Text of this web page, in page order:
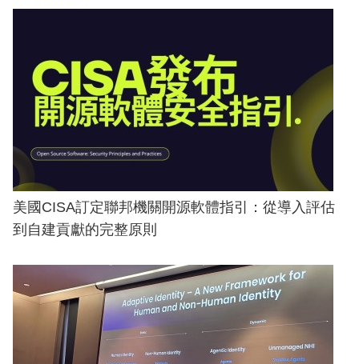
美國CISA訂定聯邦機關開源軟體指引：從導入評估
到自建貢獻的完整原則